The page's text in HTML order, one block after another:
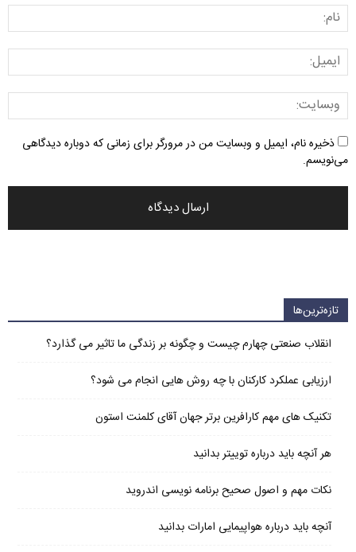
ذخیره نام، ایمیل و وبسایت من در مرورگر برای زمانی که دوباره دیدگاهی
می‌نویسم.
تازه‌ترین‌ها
انقلاب صنعتی چهارم چیست و چگونه بر زندگی ما تاثیر می گذارد؟
ارزیابی عملکرد کارکنان با چه روش هایی انجام می شود؟
تکنیک های مهم کارافرین برتر جهان آقای کلمنت استون
هر آنچه باید درباره توییتر بدانید
نکات مهم و اصول صحیح برنامه نویسی اندروید
آنچه باید درباره هواپیمایی امارات بدانید